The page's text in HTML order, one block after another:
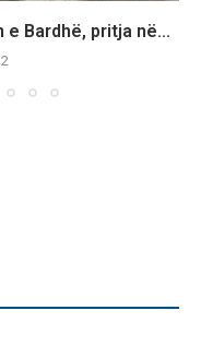
Bardhë, pritja në...